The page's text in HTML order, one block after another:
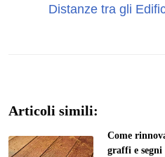
Distanze tra gli
Articoli simili:
Come
graffi e